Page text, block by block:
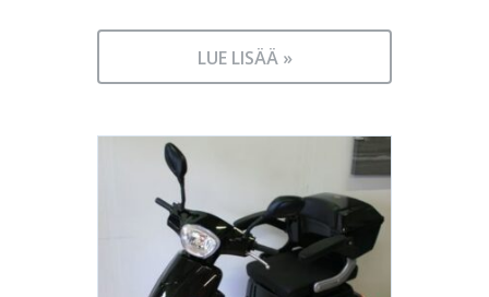
LUE LISÄÄ »